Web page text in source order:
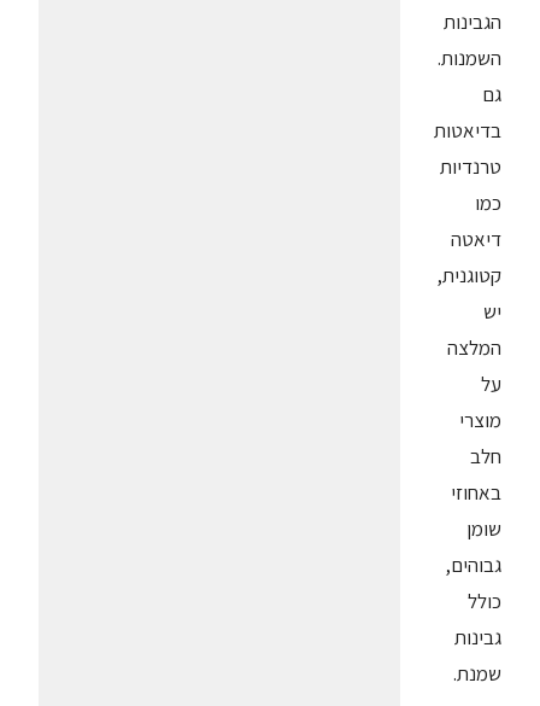
הגבינות
השמנות.
גם
בדיאטות
טרנדיות
כמו
דיאטה
קטוגנית,
יש
המלצה
על
מוצרי
חלב
באחוזי
שומן
גבוהים,
כולל
גבינות
שמנת.